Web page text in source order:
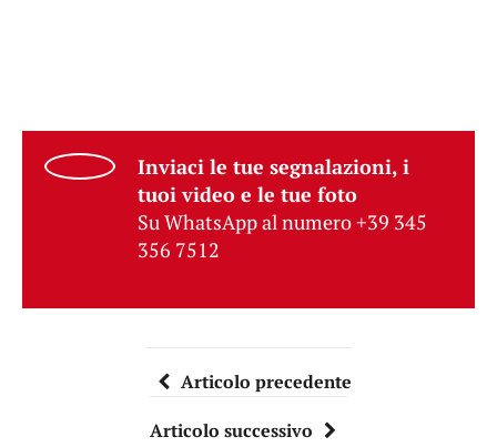
Inviaci le tue segnalazioni, i
tuoi video e le tue foto
Su WhatsApp al numero +39 345
356 7512
Articolo precedente
Articolo successivo